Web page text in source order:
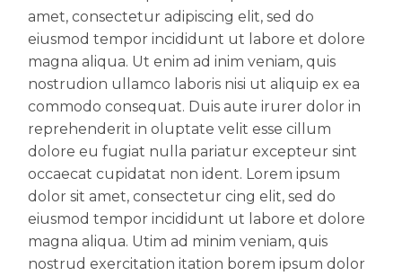
amet, consectetur adipiscing elit, sed do
eiusmod tempor incididunt ut labore et dolore
magna aliqua. Ut enim ad inim veniam, quis
nostrudion ullamco laboris nisi ut aliquip ex ea
commodo consequat. Duis aute irurer dolor in
reprehenderit in oluptate velit esse cillum
dolore eu fugiat nulla pariatur excepteur sint
occaecat cupidatat non ident. Lorem ipsum
dolor sit amet, consectetur cing elit, sed do
eiusmod tempor incididunt ut labore et dolore
magna aliqua. Utim ad minim veniam, quis
nostrud exercitation itation borem ipsum dolor